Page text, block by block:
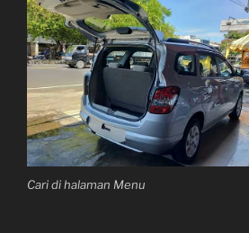
Cari di halaman Menu